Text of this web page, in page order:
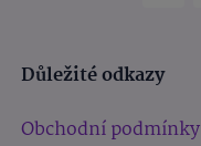
Důležité odkazy
Obchodní podmínky